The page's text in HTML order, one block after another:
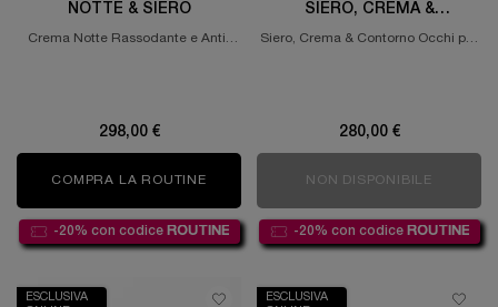
NOTTE & SIERO
Crema Notte Rassodante e Anti-
298,00 €
COMPRA LA ROUTINE RÉNERGIE DUO CREMA NOTTE & SIERO
-20% con codice ROUTINE
SIERO, CREMA &
CONTORNO OCCHI
Siero, Crema & Contorno Occhi per
280,00 €
NON DISPONIBILE
-20% con codice ROUTINE
ESCLUSIVA
ESCLUSIVA